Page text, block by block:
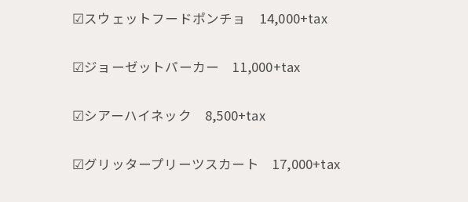
☑︎スウェットフードポンチョ 14,000+tax
☑︎ジョーゼットパーカー 11,000+tax
☑︎シアーハイネック 8,500+tax
☑︎グリッタープリーツスカート 17,000+tax